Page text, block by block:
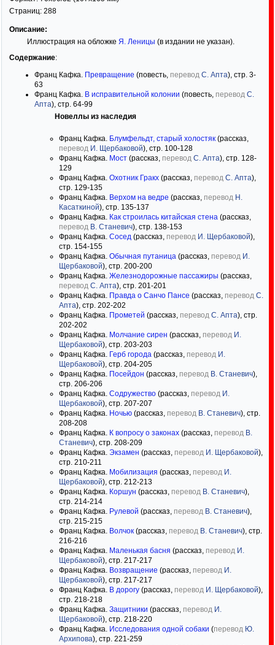
Страниц: 288
Описание:
Иллюстрация на обложке Я. Леницы (в издании не указан).
Содержание:
Франц Кафка. Превращение (повесть, перевод С. Апта), стр. 3-
63
Франц Кафка. В исправительной колонии (повесть, перевод С.
Апта), стр. 64-99
Новеллы из наследия
Франц Кафка. Блумфельдт, старый холостяк (рассказ,
перевод И. Щербаковой), стр. 100-128
Франц Кафка. Мост (рассказ, перевод С. Апта), стр. 128-
129
Франц Кафка. Охотник Гракх (рассказ, перевод С. Апта),
стр. 129-135
Франц Кафка. Верхом на ведре (рассказ, перевод Н.
Касаткиной), стр. 135-137
Франц Кафка. Как строилась китайская стена (рассказ,
перевод В. Станевич), стр. 138-153
Франц Кафка. Сосед (рассказ, перевод И. Щербаковой),
стр. 154-155
Франц Кафка. Обычная путаница (рассказ, перевод И.
Щербаковой), стр. 200-200
Франц Кафка. Железнодорожные пассажиры (рассказ,
перевод С. Апта), стр. 201-201
Франц Кафка. Правда о Санчо Пансе (рассказ, перевод С.
Апта), стр. 202-202
Франц Кафка. Прометей (рассказ, перевод С. Апта), стр.
202-202
Франц Кафка. Молчание сирен (рассказ, перевод И.
Щербаковой), стр. 203-203
Франц Кафка. Герб города (рассказ, перевод И.
Щербаковой), стр. 204-205
Франц Кафка. Посейдон (рассказ, перевод В. Станевич),
стр. 206-206
Франц Кафка. Содружество (рассказ, перевод И.
Щербаковой), стр. 207-207
Франц Кафка. Ночью (рассказ, перевод В. Станевич), стр.
208-208
Франц Кафка. К вопросу о законах (рассказ, перевод В.
Станевич), стр. 208-209
Франц Кафка. Экзамен (рассказ, перевод И. Щербаковой),
стр. 210-211
Франц Кафка. Мобилизация (рассказ, перевод И.
Щербаковой), стр. 212-213
Франц Кафка. Коршун (рассказ, перевод В. Станевич),
стр. 214-214
Франц Кафка. Рулевой (рассказ, перевод В. Станевич),
стр. 215-215
Франц Кафка. Волчок (рассказ, перевод В. Станевич), стр.
216-216
Франц Кафка. Маленькая басня (рассказ, перевод И.
Щербаковой), стр. 217-217
Франц Кафка. Возвращение (рассказ, перевод И.
Щербаковой), стр. 217-217
Франц Кафка. В дорогу (рассказ, перевод И. Щербаковой),
стр. 218-218
Франц Кафка. Защитники (рассказ, перевод И.
Щербаковой), стр. 218-220
Франц Кафка. Исследования одной собаки (перевод Ю.
Архипова), стр. 221-259